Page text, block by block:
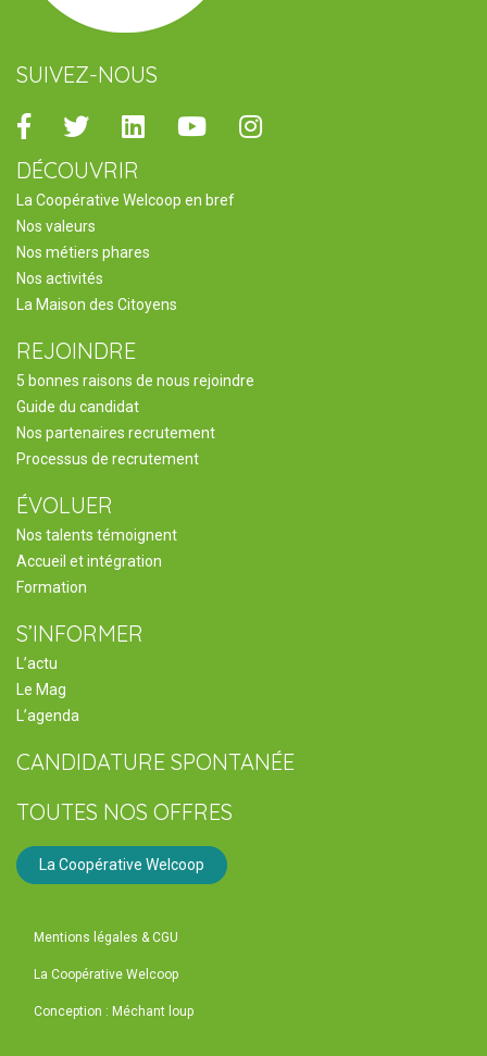
SUIVEZ-NOUS
Facebook
TwitterLinkedinYoutubeInstagram
DÉCOUVRIR
La Coopérative Welcoop en bref
Nos valeurs
Nos métiers phares
Nos activités
La Maison des Citoyens
REJOINDRE
5 bonnes raisons de nous rejoindre
Guide du candidat
Nos partenaires recrutement
Processus de recrutement
ÉVOLUER
Nos talents témoignent
Accueil et intégration
Formation
S’INFORMER
L’actu
Le Mag
L’agenda
CANDIDATURE SPONTANÉE
TOUTES NOS OFFRES
La Coopérative Welcoop
Mentions légales & CGU
La Coopérative Welcoop
Conception : Méchant loup